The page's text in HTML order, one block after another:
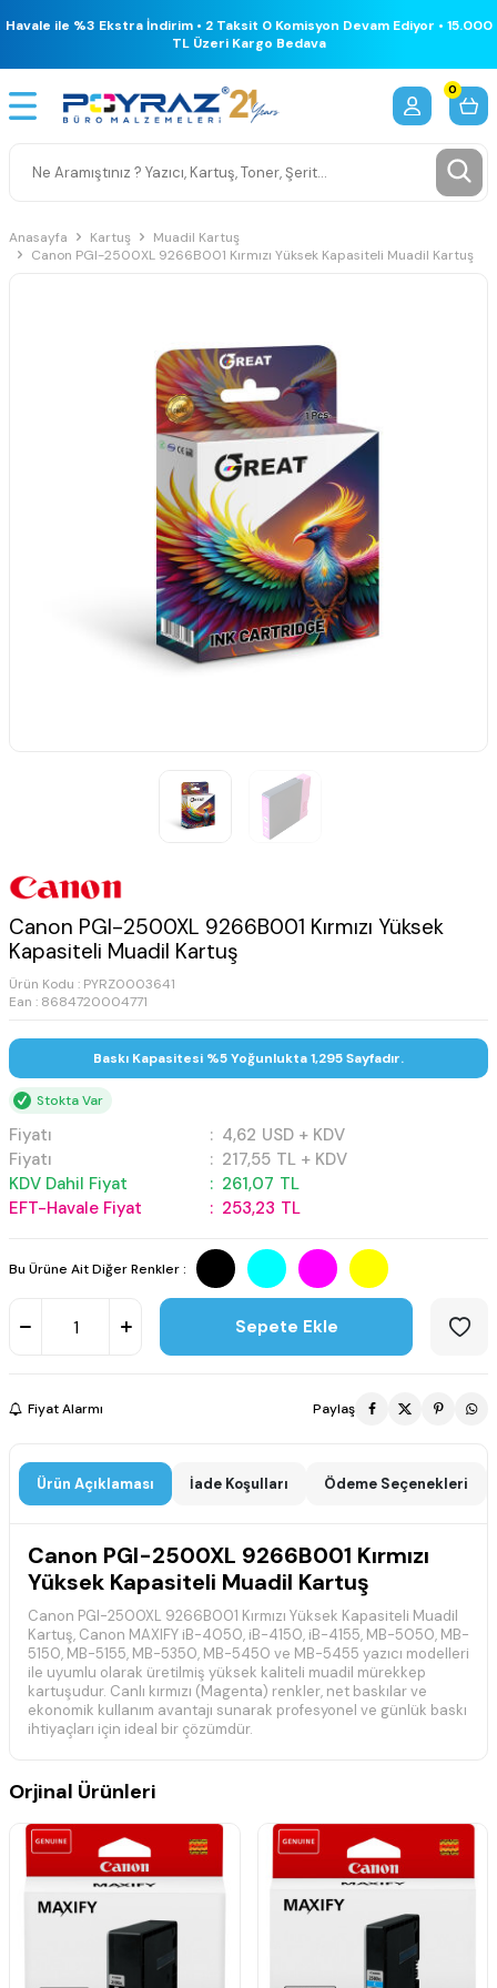
Havale ile %3 Ekstra İndirim • 2 Taksit 0 Komisyon Devam Ediyor • 15.000
TL Üzeri Kargo Bedava
0
Anasayfa Kartuş
Muadil Kartuş
Canon PGI-2500XL 9266B001 Kırmızı Yüksek Kapasiteli Muadil Kartuş
Canon PGI-2500XL 9266B001 Kırmızı Yüksek
Kapasiteli Muadil Kartuş
Ürün Kodu : PYRZ0003641
Ean : 8684720004771
Baskı Kapasitesi %5 Yoğunlukta 1,295 Sayfadır.
Stokta Var
Fiyatı : 4,62 USD + KDV
Fiyatı
: 217,55 TL + KDV
KDV Dahil Fiyat
: 261,07 TL
EFT-Havale Fiyat
: 253,23 TL
Bu Ürüne Ait Diğer Renkler :
Sepete Ekle
Fiyat Alarmı Paylaş
Ürün Açıklaması İade Koşulları Ödeme Seçenekleri
Canon PGI-2500XL 9266B001 Kırmızı
Yüksek Kapasiteli Muadil Kartuş
Canon PGI-2500XL 9266B001 Kırmızı Yüksek Kapasiteli Muadil
Kartuş, Canon MAXIFY iB-4050, iB-4150, iB-4155, MB-5050, MB-
5150, MB-5155, MB-5350, MB-5450 ve MB-5455 yazıcı modelleri
ile uyumlu olarak üretilmiş yüksek kaliteli muadil mürekkep
kartuşudur. Canlı kırmızı (Magenta) renkler, net baskılar ve
ekonomik kullanım avantajı sunarak profesyonel ve günlük baskı
ihtiyaçları için ideal bir çözümdür.
almanıza yardımcı olur. Kaliteli mürekkep yapısı sayesinde tutarlı
renk performansı, güvenilir baskı kalitesi ve uzun ömürlü
Teknik Özellikler
Ürün Kodu:Canon PGI-2500XL / 9266B001
Ürün Tipi: Yüksek Kapasiteli Muadil Mürekkep Kartuşu
Kırmızı (Magenta)
Baskı Teknolojisi:
Mürekkep Püskürtmeli (Inkjet)
Orjinal Ürünleri